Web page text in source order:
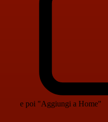
e poi "Aggiungi a Home"